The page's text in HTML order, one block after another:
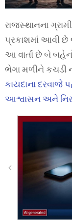
રાજસ્થાનના
પ્રકાશમાં આવી
આ વાર્તા છે બે
ભેગા મળીને
કાયદાના દરવાજે
આશ્વાસન અને